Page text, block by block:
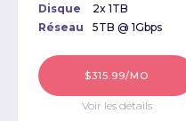
Disque
2x 1TB
Réseau
5TB @ 1Gbps
$315.99/MO
Voir les détails